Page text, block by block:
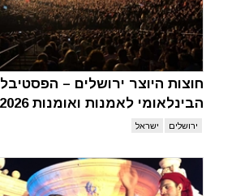
חוצות היוצר ירושלים – הפסטיבל
הבינלאומי לאמנות ואומנות 2026
ירושלים ישראל